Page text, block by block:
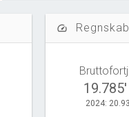
speed
2024: